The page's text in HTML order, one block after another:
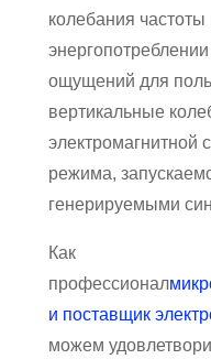
колебания
ощущений для
вертикальные
электромагнитной
режима,
генерируемыми
Как
профессионал
и поставщик
можем